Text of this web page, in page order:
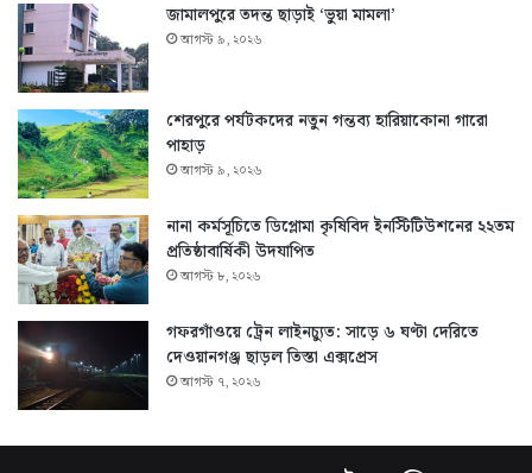
জামালপুরে তদন্ত ছাড়াই ‘ভুয়া মামলা’
আগস্ট ৯, ২০২৬
শেরপুরে পর্যটকদের নতুন গন্তব্য হারিয়াকোনা গারো
পাহাড়
আগস্ট ৯, ২০২৬
নানা কর্মসূচিতে ডিপ্লোমা কৃষিবিদ ইনস্টিটিউশনের ২২তম
প্রতিষ্ঠাবার্ষিকী উদযাপিত
আগস্ট ৮, ২০২৬
গফরগাঁওয়ে ট্রেন লাইনচ্যুত: সাড়ে ৬ ঘণ্টা দেরিতে
দেওয়ানগঞ্জ ছাড়ল তিস্তা এক্সপ্রেস
আগস্ট ৭, ২০২৬